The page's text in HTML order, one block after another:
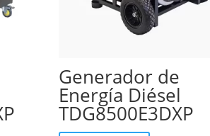
Generador de
Energía Diésel
TDG8500E3DXP